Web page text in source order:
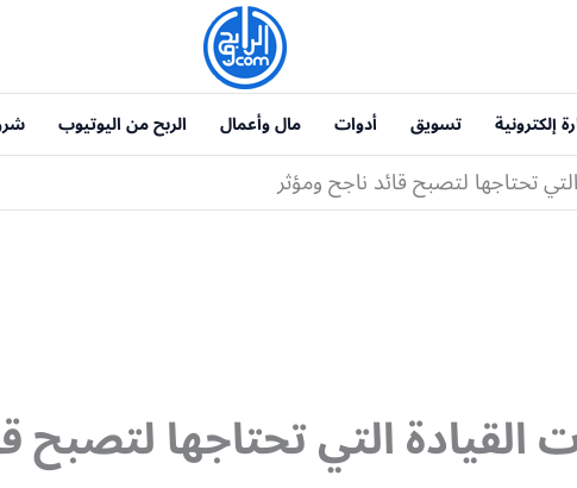
إلكترونية تسويق أدوات مال وأعمال الربح من اليوتيوب
تحتاجها لتصبح قائد ناجح ومؤثر
القيادة التي تحتاجها لتصبح